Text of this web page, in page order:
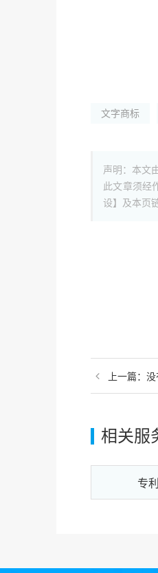
文字商标
声明：本文
此文章须经
设】及本页
上一篇：
相关服
专